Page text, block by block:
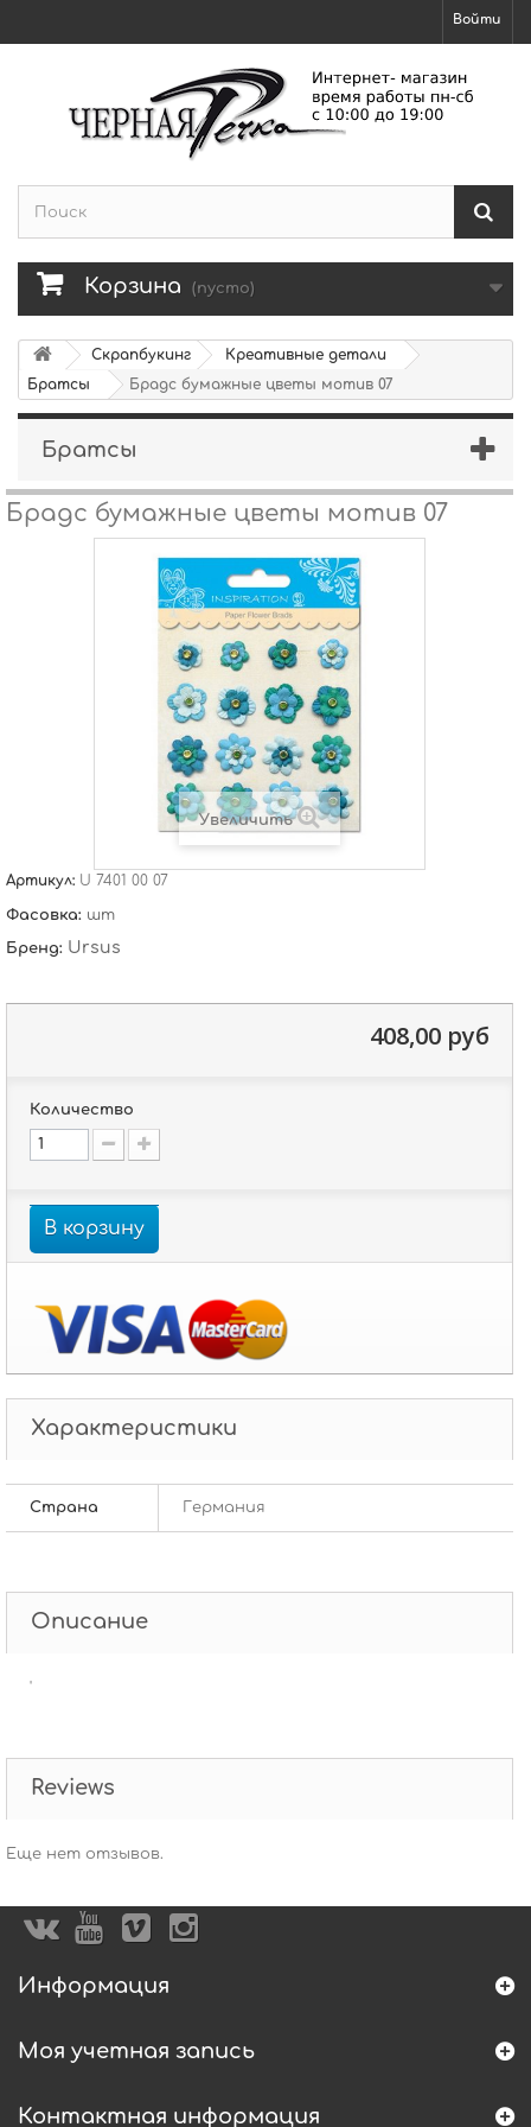
Войти
Корзина (пусто)
Скрапбукинг
Креативные детали
Братсы
Брадс бумажные цветы мотив 07
Братсы
Брадс бумажные цветы мотив 07
Увеличить
Артикул: U 7401 00 07
Фасовка: шт
Бренд: Ursus
408,00 руб
Количество
В корзину
Характеристики
Страна Германия
Описание
'
Reviews
Еще нет отзывов.
Информация
Моя учетная запись
Контактная информация